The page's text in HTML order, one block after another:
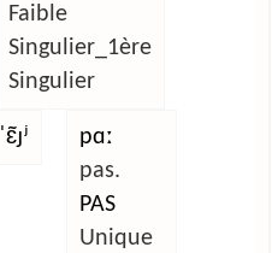
Faible
Singulier_1ère
Singulier
ˈɛ̃ɟʲ
pɑː
pas.
PAS
Unique